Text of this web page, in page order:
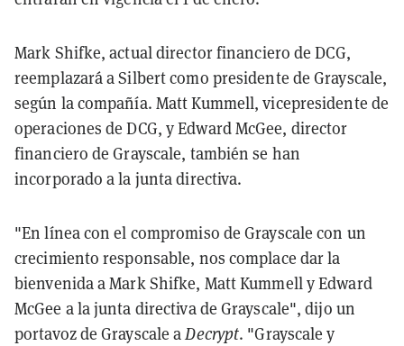
Mark Shifke, actual director financiero de DCG,
reemplazará a Silbert como presidente de Grayscale,
según la compañía. Matt Kummell, vicepresidente de
operaciones de DCG, y Edward McGee, director
financiero de Grayscale, también se han
incorporado a la junta directiva.
"En línea con el compromiso de Grayscale con un
crecimiento responsable, nos complace dar la
bienvenida a Mark Shifke, Matt Kummell y Edward
McGee a la junta directiva de Grayscale", dijo un
portavoz de Grayscale aDecrypt. "Grayscale y